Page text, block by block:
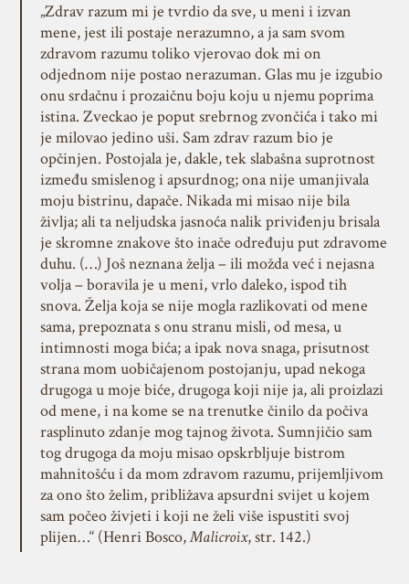
„Zdrav razum mi je tvrdio da sve, u meni i izvan
mene, jest ili postaje nerazumno, a ja sam svom
zdravom razumu toliko vjerovao dok mi on
odjednom nije postao nerazuman. Glas mu je izgubio
onu srdačnu i prozaičnu boju koju u njemu poprima
istina. Zveckao je poput srebrnog zvončića i tako mi
je milovao jedino uši. Sam zdrav razum bio je
opčinjen. Postojala je, dakle, tek slabašna suprotnost
između smislenog i apsurdnog; ona nije umanjivala
moju bistrinu, dapače. Nikada mi misao nije bila
življa; ali ta neljudska jasnoća nalik priviđenju brisala
je skromne znakove što inače određuju put zdravome
duhu. (…) Još neznana želja – ili možda već i nejasna
volja – boravila je u meni, vrlo daleko, ispod tih
snova. Želja koja se nije mogla razlikovati od mene
sama, prepoznata s onu stranu misli, od mesa, u
intimnosti moga bića; a ipak nova snaga, prisutnost
strana mom uobičajenom postojanju, upad nekoga
drugoga u moje biće, drugoga koji nije ja, ali proizlazi
od mene, i na kome se na trenutke činilo da počiva
rasplinuto zdanje mog tajnog života. Sumnjičio sam
tog drugoga da moju misao opskrbljuje bistrom
mahnitošću i da mom zdravom razumu, prijemljivom
za ono što želim, približava apsurdni svijet u kojem
sam počeo živjeti i koji ne želi više ispustiti svoj
plijen…“ (Henri Bosco,Malicroix, str. 142.)